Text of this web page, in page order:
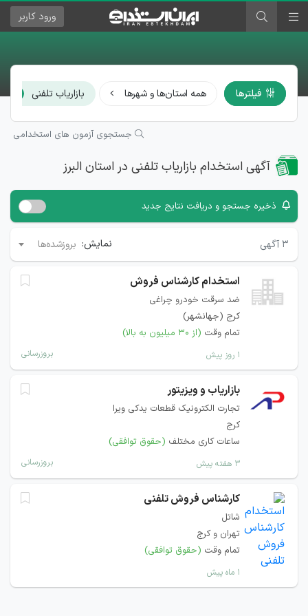
ورود کاربر
فیلترها همه استان‌ها و شهرها بازاریاب تلفنی
جستجوی آزمون های استخدامی
آگهی استخدام بازاریاب تلفنی در استان البرز
ذخیره جستجو و دریافت نتایج جدید
۳ آگهی نمایش: بروزشده‌ها
استخدام کارشناس فروش
ضد سرقت خودرو چراغی
کرج (جهانشهر)
تمام وقت (از ۳۰ میلیون به بالا)
۱ روز پیش بروزرسانی
بازاریاب و ویزیتور
تجارت الکترونیک قطعات یدکی ویرا
کرج
ساعات کاری مختلف (حقوق توافقی)
۳ هفته پیش بروزرسانی
کارشناس فروش تلفنی
شاتل
تهران و کرج
تمام وقت (حقوق توافقی)
۱ ماه پیش